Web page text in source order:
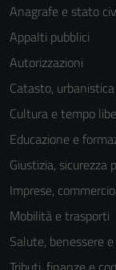
Anagrafe e stato
Appalti pubblici
Autorizzazioni
Catasto,
Cultura e tempo
Educazione e
Giustizia, sicurezza
Imprese,
Mobilità e trasporti
Salute, benessere